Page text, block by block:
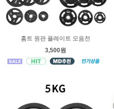
홈트 원판 플레이트 모음전
3,500원